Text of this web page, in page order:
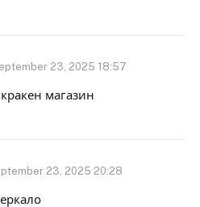
23, 2025 18:57
кракен магазин
23, 2025 20:28